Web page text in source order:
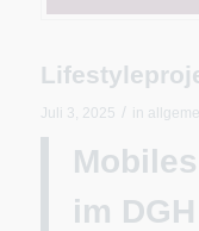
Juli 3, 2025 / in
im